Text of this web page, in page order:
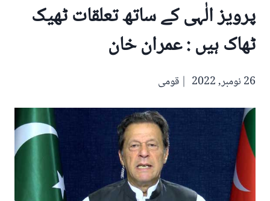
پرویز الٰہی کے ساتھ تعلقات ٹھیک
ٹھاک ہیں : عمران خان
26 نومبر, 2022 قومی